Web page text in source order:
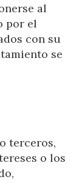
al
por el
con su
se
terceros,
o los